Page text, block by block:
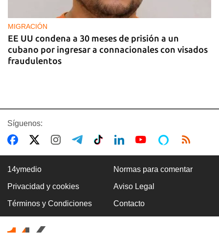
MIGRACIÓN
EE UU condena a 30 meses de prisión a un
cubano por ingresar a connacionales con visados
fraudulentos
FOTO DEL DÍA
Lluvia para beber, agua contaminada para el día a
día
Síguenos:
14ymedio Normas para comentar
Privacidad y cookies Aviso Legal
Términos y Condiciones Contacto